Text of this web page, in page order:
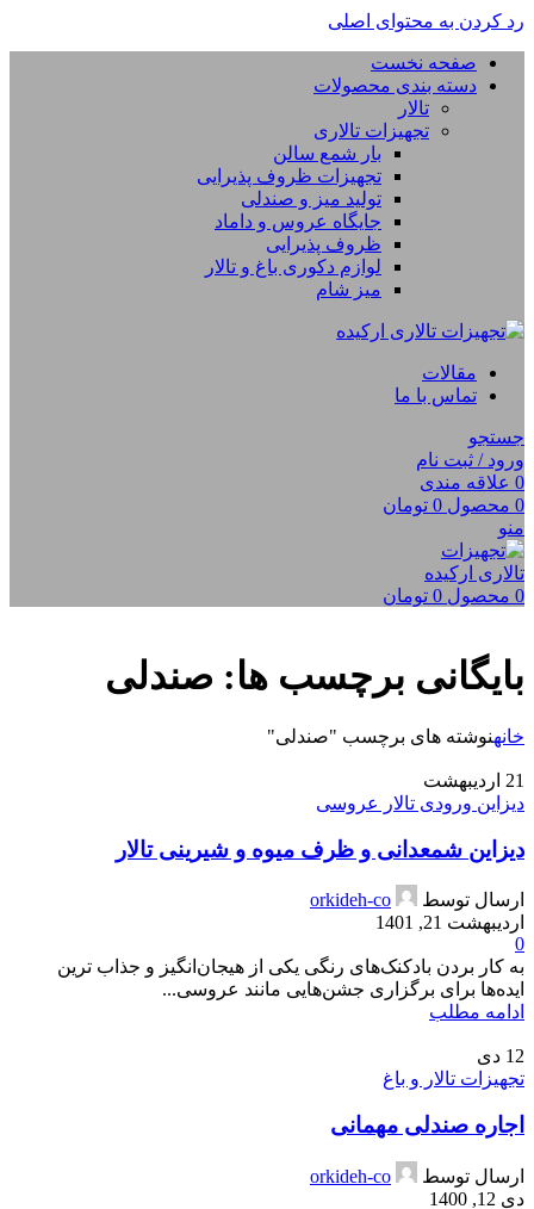
رد کردن به محتوای اصلی
صفحه نخست
دسته بندی محصولات
تالار
تجهیزات تالاری
بار شمع سالن
تجهیزات ظروف پذیرایی
تولید میز و صندلی
جایگاه عروس و داماد
ظروف پذیرایی
لوازم دکوری باغ و تالار
میز شام
مقالات
تماس با ما
جستجو
ورود / ثبت نام
0 علاقه مندی
0 محصول 0 تومان
منو
0 محصول 0 تومان
بایگانی برچسب ها: صندلی
خانهنوشته های برچسب "صندلی"
21 اردیبهشت
دیزاین ورودی تالار عروسی
دیزاین شمعدانی و ظرف میوه و شیرینی تالار
ارسال توسط
orkideh-co
اردیبهشت 21, 1401
0
به کار بردن بادکنک‌های رنگی یکی از هیجان‌انگیز و جذاب ترین
ایده‌ها برای برگزاری جشن‌هایی مانند عروسی...
ادامه مطلب
12 دی
تجهیزات تالار و باغ
اجاره صندلی مهمانی
ارسال توسط
orkideh-co
دی 12, 1400